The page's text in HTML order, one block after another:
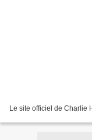
Le site officiel de Charlie